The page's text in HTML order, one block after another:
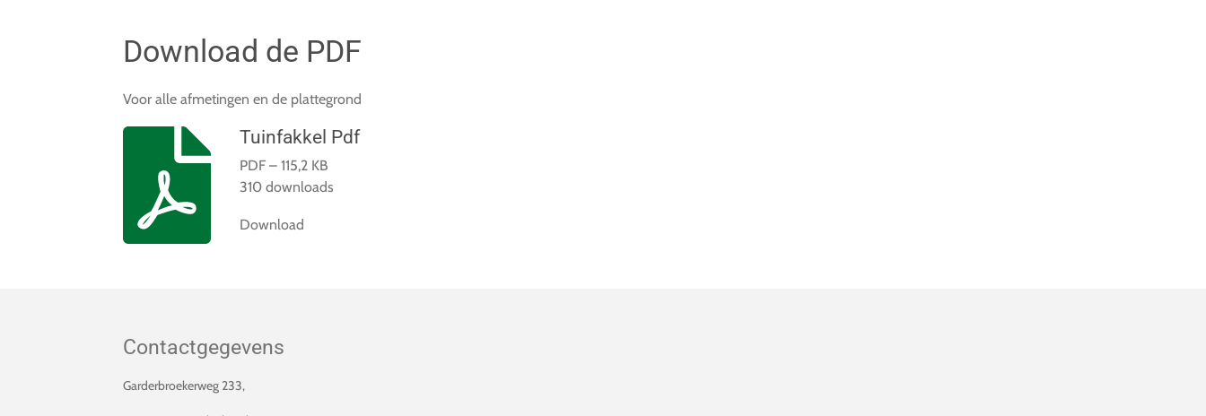
Download de PDF
Voor alle afmetingen en de plattegrond
Tuinfakkel Pdf
PDF – 115,2 KB
310 downloads
Download
Contactgegevens
Garderbroekerweg 233,